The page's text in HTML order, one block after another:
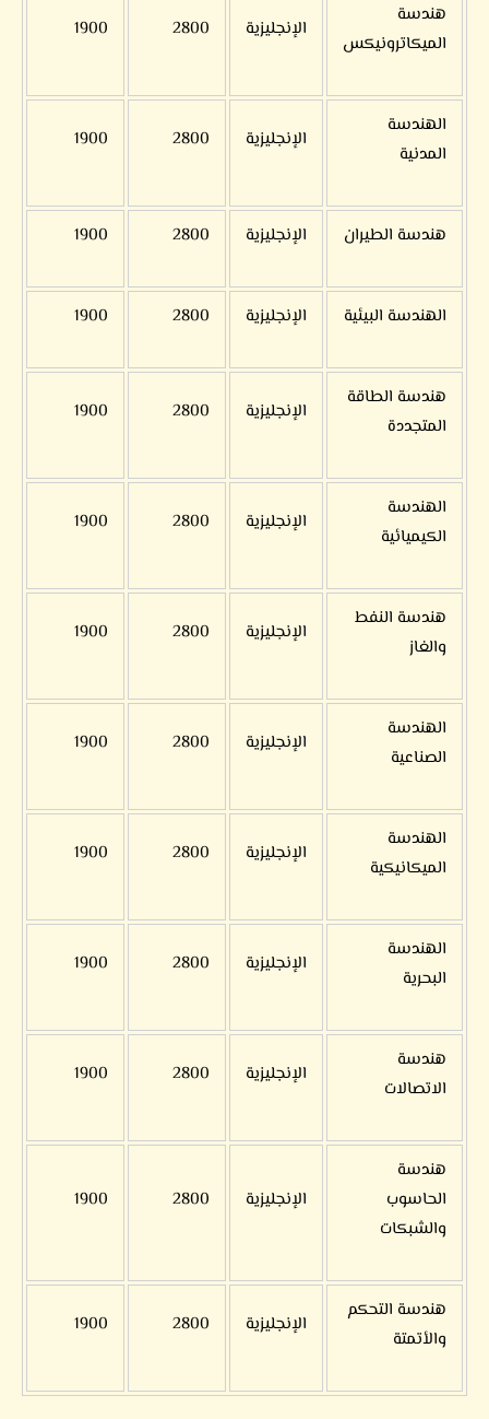
هندسة
الميكاترونيكس
الإنجليزية 2800
1900
الهندسة
المدنية
الإنجليزية 2800
1900
هندسة الطيران الإنجليزية 2800
1900
الهندسة البيئية الإنجليزية 2800
1900
هندسة الطاقة
المتجددة
الإنجليزية 2800
1900
الهندسة
الكيميائية
الإنجليزية 2800
1900
هندسة النفط
والغاز
الإنجليزية 2800
1900
الهندسة
الصناعية
الإنجليزية 2800
1900
الهندسة
الميكانيكية
الإنجليزية 2800
1900
الهندسة
البحرية
الإنجليزية 2800
1900
هندسة
الاتصالات
الإنجليزية 2800
1900
هندسة
الحاسوب
والشبكات
الإنجليزية 2800
1900
هندسة التحكم
والأتمتة
الإنجليزية 2800
1900